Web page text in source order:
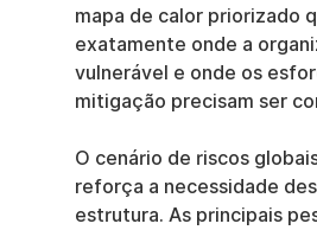
mapa de calor priorizado
exatamente onde a
vulnerável e onde os
mitigação precisam ser
O cenário de riscos
reforça a necessidade
estrutura. As principais